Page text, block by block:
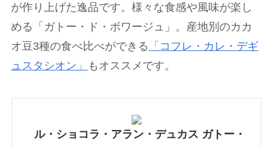
が作り上げた逸品です。様々な食感や風味が楽し
める「ガトー・ド・ボワージュ」。産地別のカカ
オ豆3種の食べ比べができる 「コフレ・カレ・デギ
ュスタシオン」
もオススメです。
ル・ショコラ・アラン・デュカス ガトー・